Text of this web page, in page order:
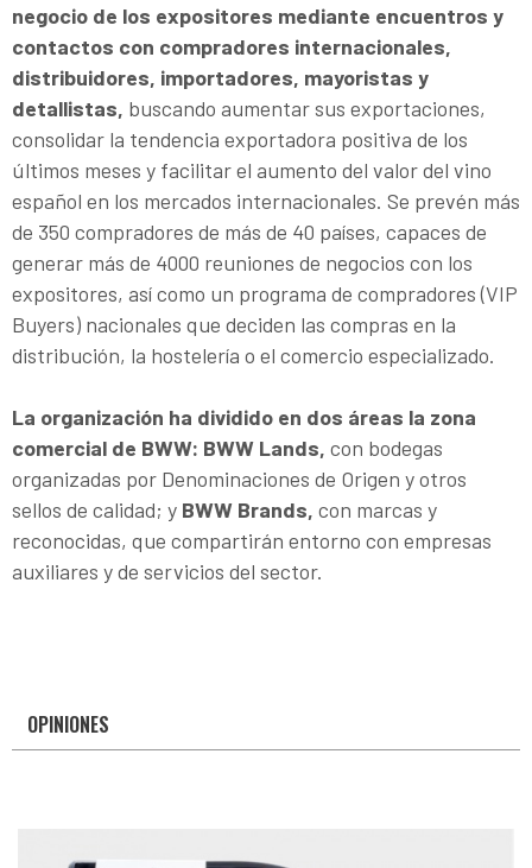
negocio de los expositores mediante encuentros y
contactos con compradores internacionales,
distribuidores, importadores, mayoristas y
detallistas, buscando aumentar sus exportaciones,
consolidar la tendencia exportadora positiva de los
últimos meses y facilitar el aumento del valor del vino
español en los mercados internacionales. Se prevén más
de 350 compradores de más de 40 países, capaces de
generar más de 4000 reuniones de negocios con los
expositores, así como un programa de compradores (VIP
Buyers) nacionales que deciden las compras en la
distribución, la hostelería o el comercio especializado.
La organización ha dividido en dos áreas la zona
comercial de BWW: BWW Lands, con bodegas
organizadas por Denominaciones de Origen y otros
sellos de calidad; y BWW Brands, con marcas y
reconocidas, que compartirán entorno con empresas
auxiliares y de servicios del sector.
OPINIONES